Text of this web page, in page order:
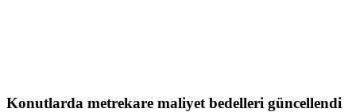
Konutlarda metrekare maliyet bedelleri güncellendi